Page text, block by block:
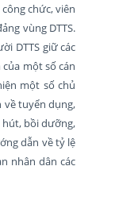
chức, viên
vùng DTTS.
DTTS giữ các
một số cán
một số chủ
về tuyển dụng,
hút, bồi dưỡng,
dẫn về tỷ lệ
nhân dân các